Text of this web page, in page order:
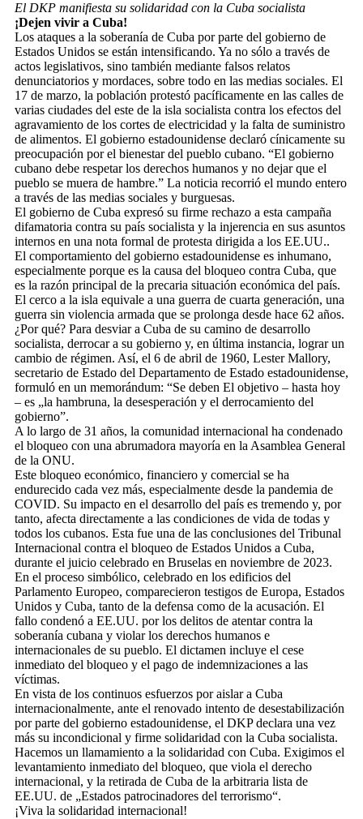
El DKP manifiesta su solidaridad con la Cuba socialista
¡Dejen vivir a Cuba!
Los ataques a la soberanía de Cuba por parte del gobierno de
Estados Unidos se están intensificando. Ya no sólo a través de
actos legislativos, sino también mediante falsos relatos
denunciatorios y mordaces, sobre todo en las medias sociales. El
17 de marzo, la población protestó pacíficamente en las calles de
varias ciudades del este de la isla socialista contra los efectos del
agravamiento de los cortes de electricidad y la falta de suministro
de alimentos. El gobierno estadounidense declaró cínicamente su
preocupación por el bienestar del pueblo cubano. “El gobierno
cubano debe respetar los derechos humanos y no dejar que el
pueblo se muera de hambre.” La noticia recorrió el mundo entero
a través de las medias sociales y burguesas.
El gobierno de Cuba expresó su firme rechazo a esta campaña
difamatoria contra su país socialista y la injerencia en sus asuntos
internos en una nota formal de protesta dirigida a los EE.UU..
El comportamiento del gobierno estadounidense es inhumano,
especialmente porque es la causa del bloqueo contra Cuba, que
es la razón principal de la precaria situación económica del país.
El cerco a la isla equivale a una guerra de cuarta generación, una
guerra sin violencia armada que se prolonga desde hace 62 años.
¿Por qué? Para desviar a Cuba de su camino de desarrollo
socialista, derrocar a su gobierno y, en última instancia, lograr un
cambio de régimen. Así, el 6 de abril de 1960, Lester Mallory,
secretario de Estado del Departamento de Estado estadounidense,
formuló en un memorándum: “Se deben El objetivo – hasta hoy
– es „la hambruna, la desesperación y el derrocamiento del
gobierno”.
A lo largo de 31 años, la comunidad internacional ha condenado
el bloqueo con una abrumadora mayoría en la Asamblea General
de la ONU.
Este bloqueo económico, financiero y comercial se ha
endurecido cada vez más, especialmente desde la pandemia de
COVID. Su impacto en el desarrollo del país es tremendo y, por
tanto, afecta directamente a las condiciones de vida de todas y
todos los cubanos. Esta fue una de las conclusiones del Tribunal
Internacional contra el bloqueo de Estados Unidos a Cuba,
durante el juicio celebrado en Bruselas en noviembre de 2023.
En el proceso simbólico, celebrado en los edificios del
Parlamento Europeo, comparecieron testigos de Europa, Estados
Unidos y Cuba, tanto de la defensa como de la acusación. El
fallo condenó a EE.UU. por los delitos de atentar contra la
soberanía cubana y violar los derechos humanos e
internacionales de su pueblo. El dictamen incluye el cese
inmediato del bloqueo y el pago de indemnizaciones a las
víctimas.
En vista de los continuos esfuerzos por aislar a Cuba
internacionalmente, ante el renovado intento de desestabilización
por parte del gobierno estadounidense, el DKP declara una vez
más su incondicional y firme solidaridad con la Cuba socialista.
Hacemos un llamamiento a la solidaridad con Cuba. Exigimos el
levantamiento inmediato del bloqueo, que viola el derecho
internacional, y la retirada de Cuba de la arbitraria lista de
EE.UU. de „Estados patrocinadores del terrorismo“.
¡Viva la solidaridad internacional!